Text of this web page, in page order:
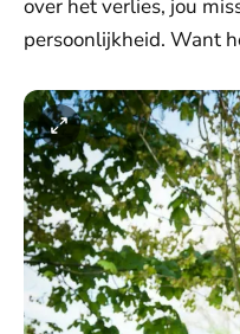
over het verlies, jou
persoonlijkheid. Want